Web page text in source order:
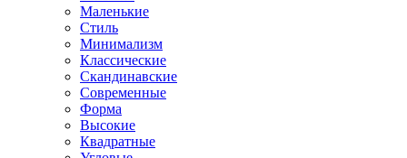
Маленькие
Стиль
Минимализм
Классические
Скандинавские
Современные
Форма
Высокие
Квадратные